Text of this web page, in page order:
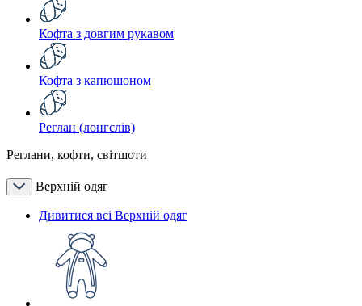
Кофта з довгим рукавом
Кофта з капюшоном
Реглан (лонгслів)
Реглани, кофти, світшоти
Верхній одяг
Дивитися всі Верхній одяг